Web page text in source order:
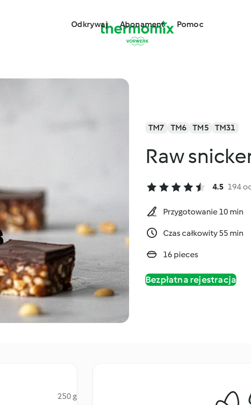
Odkrywaj Abonament Pomoc
TM7 TM6 TM5 TM31
Raw
4.5 194
Przygotowanie 10 min
Czas całkowity 55 min
16 pieces
Bezpłatna rejestracja
250 g